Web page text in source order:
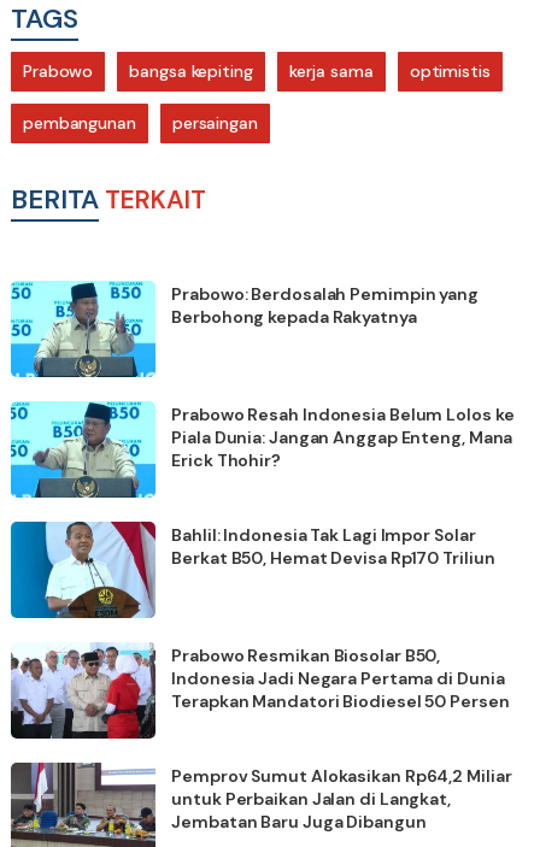
TAGS
Prabowo bangsa kepiting kerja sama optimistis
pembangunan persaingan
BERITA TERKAIT
Prabowo: Berdosalah Pemimpin yang
Berbohong kepada Rakyatnya
Prabowo Resah Indonesia Belum Lolos ke
Piala Dunia: Jangan Anggap Enteng, Mana
Erick Thohir?
Bahlil: Indonesia Tak Lagi Impor Solar
Berkat B50, Hemat Devisa Rp170 Triliun
Prabowo Resmikan Biosolar B50,
Indonesia Jadi Negara Pertama di Dunia
Terapkan Mandatori Biodiesel 50 Persen
Pemprov Sumut Alokasikan Rp64,2 Miliar
untuk Perbaikan Jalan di Langkat,
Jembatan Baru Juga Dibangun